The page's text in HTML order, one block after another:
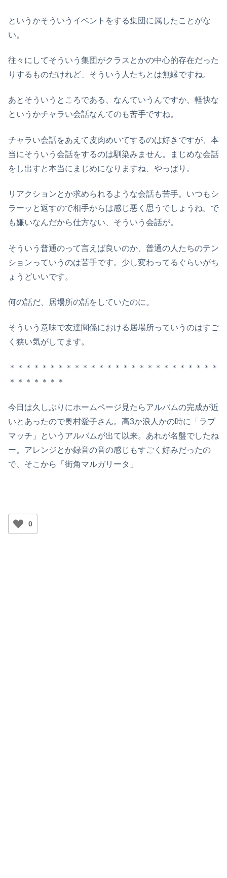
というかそういうイベントをする集団に属したことがな
い。
往々にしてそういう集団がクラスとかの中心的存在だった
りするものだけれど、そういう人たちとは無縁ですね。
あとそういうところである、なんていうんですか、軽快な
というかチャラい会話なんてのも苦手ですね。
チャラい会話をあえて皮肉めいてするのは好きですが、本
当にそういう会話をするのは馴染みません。まじめな会話
をし出すと本当にまじめになりますね、やっぱり。
リアクションとか求められるような会話も苦手。いつもシ
ラーッと返すので相手からは感じ悪く思うでしょうね。で
も嫌いなんだから仕方ない、そういう会話が。
そういう普通のって言えば良いのか、普通の人たちのテン
ションっていうのは苦手です。少し変わってるぐらいがち
ょうどいいです。
何の話だ、居場所の話をしていたのに。
そういう意味で友達関係における居場所っていうのはすご
く狭い気がしてます。
＊＊＊＊＊＊＊＊＊＊＊＊＊＊＊＊＊＊＊＊＊＊＊＊＊＊
＊＊＊＊＊＊＊
今日は久しぶりにホームページ見たらアルバムの完成が近
いとあったので奥村愛子さん。高3か浪人かの時に「ラブ
マッチ」というアルバムが出て以来。あれが名盤でしたね
ー。アレンジとか録音の音の感じもすごく好みだったの
で、そこから「街角マルガリータ」
0